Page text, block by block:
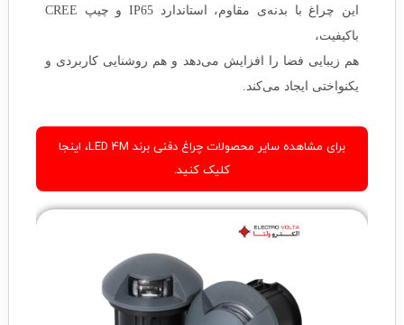
این چراغ با بدنه‌ی مقاوم، استاندارد IP65 و چیپ CREE
باکیفیت،
هم زیبایی فضا را افزایش می‌دهد و هم روشنایی کاربردی و
یکنواختی ایجاد می‌کند.
برای مشاهده سایر محصولات چراغ‌ دفنی برند LED 4M، اینجا
کلیک کنید.